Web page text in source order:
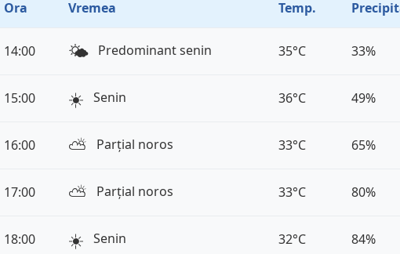
Ora Vremea Temp.
14:00 🌤️ Predominant senin 35°C 33%
15:00 ☀️ Senin 36°C 49%
16:00 ⛅️ Parțial noros 33°C 65%
17:00 ⛅️ Parțial noros 33°C 80%
18:00 ☀️ Senin 32°C 84%